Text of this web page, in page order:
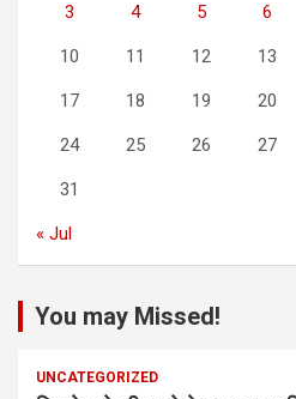
3 4 5 6
10 11 12 13
17 18 19 20
24 25 26 27
31
« Jul
You may Missed!
UNCATEGORIZED